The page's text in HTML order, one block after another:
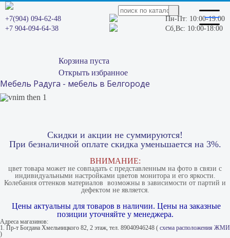
+7(904) 094-62-48
+7 904-094-64-38
Пн-Пт: 10:00-19:00
Сб,Вс: 10:00-18:00
Корзина пуста
Открыть избранное
Мебель Радуга - мебель в Белгороде
Скидки и акции не суммируются!
При безналичной оплате скидка уменьшается на 3%.
ВНИМАНИЕ:
цвет товара может не совпадать с представленным на фото в связи с
индивидуальными настройками цветов монитора и его яркости.
Колебания оттенков материалов​ ​ возможны в зависимости от партий и
дефектом не является.
Цены актуальны для товаров в наличии. Цены на заказные
позиции уточняйте у менеджера.
Адреса магазинов:
1. Пр-т Богдана Хмельницкого 82, 2 этаж, тел. 89040946248 ( схема расположения ЖМИ
)